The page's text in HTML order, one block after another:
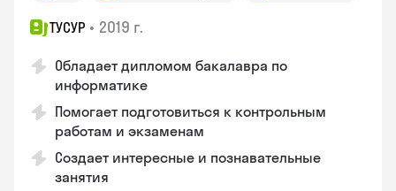
ТУСУР • 2019 г.
Обладает дипломом бакалавра по
информатике
Помогает подготовиться к контрольным
работам и экзаменам
Создает интересные и познавательные
занятия